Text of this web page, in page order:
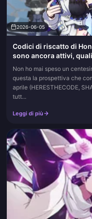
2026-06-05
Codici di riscatto di
sono ancora attivi,
Non ho mai speso un
questa la prospettiva che
aprile (HERESTHECODE,
tutt...
Leggi di più